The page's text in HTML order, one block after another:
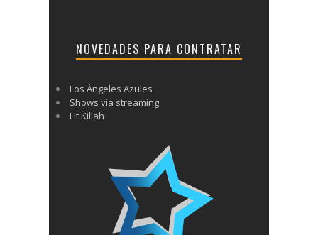
NOVEDADES PARA CONTRATAR
Los Ángeles Azules
Shows via streaming
Lit Killah